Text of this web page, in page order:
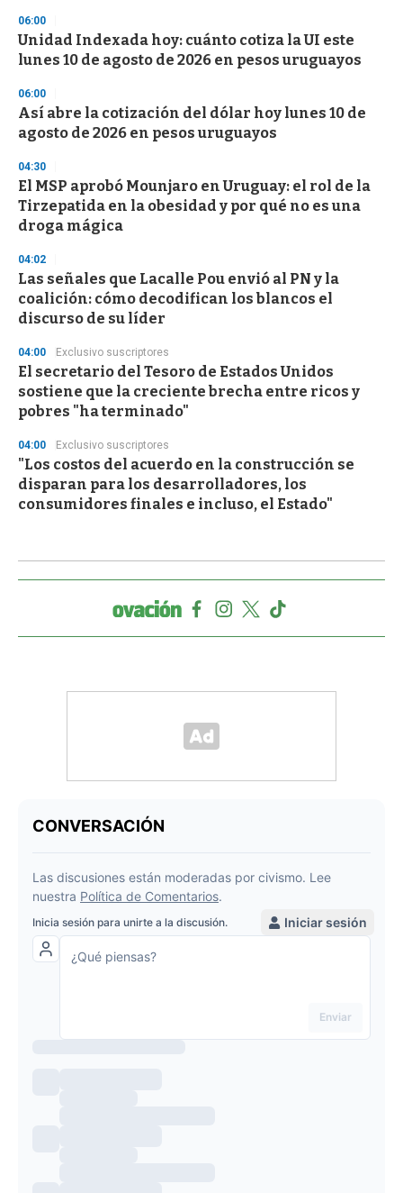
s
06:00
Unidad Indexada hoy: cuánto cotiza la UI este
lunes 10 de agosto de 2026 en pesos uruguayos
06:00
Así abre la cotización del dólar hoy lunes 10 de
agosto de 2026 en pesos uruguayos
04:30
El MSP aprobó Mounjaro en Uruguay: el rol de la
Tirzepatida en la obesidad y por qué no es una
droga mágica
04:02
Las señales que Lacalle Pou envió al PN y la
coalición: cómo decodifican los blancos el
discurso de su líder
04:00 Exclusivo suscriptores
El secretario del Tesoro de Estados Unidos
sostiene que la creciente brecha entre ricos y
pobres "ha terminado"
04:00 Exclusivo suscriptores
"Los costos del acuerdo en la construcción se
disparan para los desarrolladores, los
consumidores finales e incluso, el Estado"